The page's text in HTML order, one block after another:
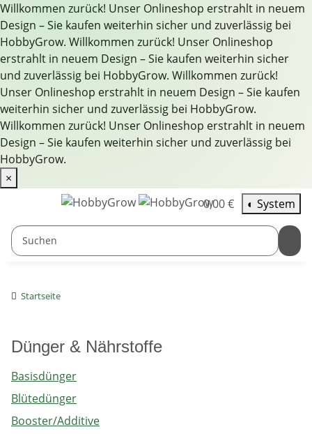
Willkommen zurück! Unser Onlineshop erstrahlt in neuem
Design – Sie kaufen weiterhin sicher und zuverlässig bei
HobbyGrow. Willkommen zurück! Unser Onlineshop
erstrahlt in neuem Design – Sie kaufen weiterhin sicher
und zuverlässig bei HobbyGrow. Willkommen zurück!
Unser Onlineshop erstrahlt in neuem Design – Sie kaufen
weiterhin sicher und zuverlässig bei HobbyGrow.
Willkommen zurück! Unser Onlineshop erstrahlt in neuem
Design – Sie kaufen weiterhin sicher und zuverlässig bei
HobbyGrow.
×
0,00 €
◐ System
Startseite
Dünger & Nährstoffe
Basisdünger
Blütedünger
Booster/Additive